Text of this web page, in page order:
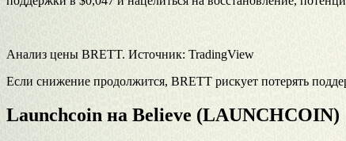
Анализ цены BRETT. Источник: TradingView
Если снижение продолжится, BRETT рискует потерять
Launchcoin на Believe (LAUNCHCOIN)